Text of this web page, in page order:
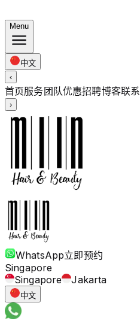
Menu
中文
‹
首页服务团队优惠招聘博客联系
›
WhatsApp立即预约
Singapore
Singapore
Jakarta
中文